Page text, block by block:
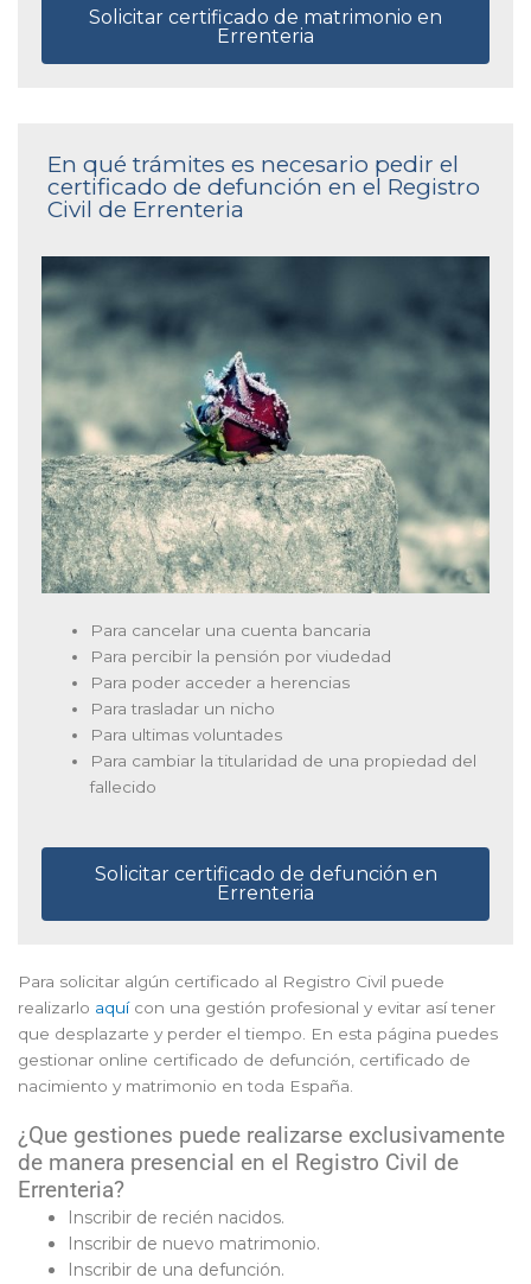
Solicitar certificado de matrimonio en
Errenteria
En qué trámites es necesario pedir el
certificado de defunción en el Registro
Civil de Errenteria
Para cancelar una cuenta bancaria
Para percibir la pensión por viudedad
Para poder acceder a herencias
Para trasladar un nicho
Para ultimas voluntades
Para cambiar la titularidad de una propiedad del
fallecido
Solicitar certificado de defunción en
Errenteria
Para solicitar algún certificado al Registro Civil puede
realizarlo aquícon una gestión profesional y evitar así tener
que desplazarte y perder el tiempo. En esta página puedes
gestionar online certificado de defunción, certificado de
nacimiento y matrimonio en toda España.
¿Que gestiones puede realizarse exclusivamente
de manera presencial en el Registro Civil de
Errenteria?
Inscribir de recién nacidos.
Inscribir de nuevo matrimonio.
Inscribir de una defunción.